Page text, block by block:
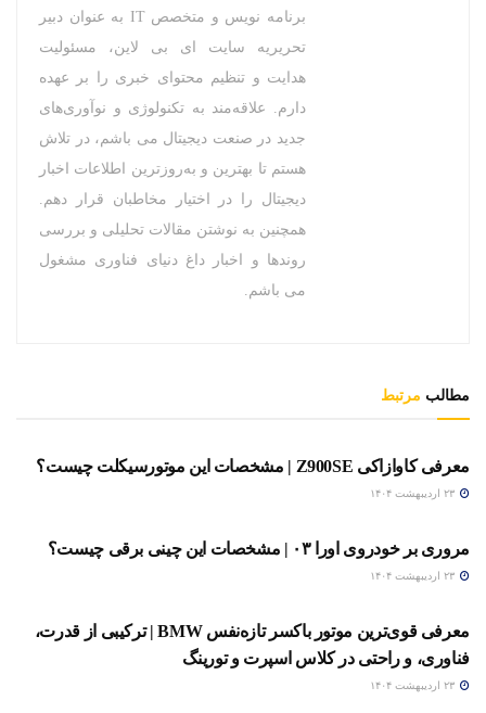
برنامه نویس و متخصص IT به عنوان دبیر
تحریریه سایت ای بی لاین، مسئولیت
هدایت و تنظیم محتوای خبری را بر عهده
دارم. علاقه‌مند به تکنولوژی و نوآوری‌های
جدید در صنعت دیجیتال می باشم، در تلاش
هستم تا بهترین و به‌روزترین اطلاعات اخبار
دیجیتال را در اختیار مخاطبان قرار دهم.
همچنین به نوشتن مقالات تحلیلی و بررسی
روندها و اخبار داغ دنیای فناوری مشغول
می باشم.
مطالب مرتبط
خودرو
معرفی کاوازاکی Z900SE | مشخصات این موتورسیکلت چیست؟
خودرو
مروری بر خودروی اورا ۰۳ | مشخصات این چینی برقی چیست؟
خودرو
معرفی قوی‌ترین موتور باکسر تازه‌نفس BMW | ترکیبی از قدرت،
فناوری، و راحتی در کلاس اسپرت و تورینگ